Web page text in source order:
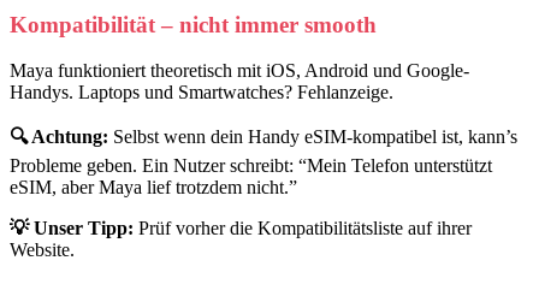
Kompatibilität – nicht immer smooth
Maya funktioniert theoretisch mit iOS, Android und Google-
Handys. Laptops und Smartwatches? Fehlanzeige.
🔍 Achtung: Selbst wenn dein Handy eSIM-kompatibel ist, kann’s
Probleme geben. Ein Nutzer schreibt: “Mein Telefon unterstützt
eSIM, aber Maya lief trotzdem nicht.”
💡 Unser Tipp: Prüf vorher die Kompatibilitätsliste auf ihrer
Website.